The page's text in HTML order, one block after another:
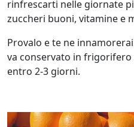
n
t
i
t
à
rinfrescarti nelle giornate
zuccheri buoni, vitamine e
Provalo e te ne
va conservato in frigorifero
entro 2-3 giorni.